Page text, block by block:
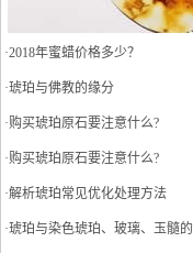
·2018年蜜蜡价格多少？
·琥珀与佛教的缘分
·购买琥珀原石要注意什么?
·购买琥珀原石要注意什么?
·解析琥珀常见优化处理方法
·琥珀与染色琥珀、玻璃、玉髓的